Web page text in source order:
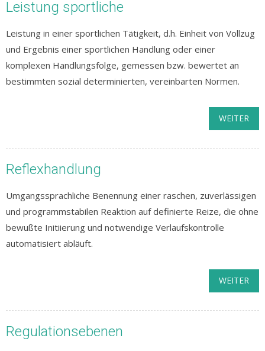
Leistung sportliche
Leistung in einer sportlichen Tätigkeit, d.h. Einheit von Vollzug
und Ergebnis einer sportlichen Handlung oder einer
komplexen Handlungsfolge, gemessen bzw. bewertet an
bestimmten sozial determinierten, vereinbarten Normen.
WEITER
Reflexhandlung
Umgangssprachliche Benennung einer raschen, zuverlässigen
und programmstabilen Reaktion auf definierte Reize, die ohne
bewußte Initiierung und notwendige Verlaufskontrolle
automatisiert abläuft.
WEITER
Regulationsebenen